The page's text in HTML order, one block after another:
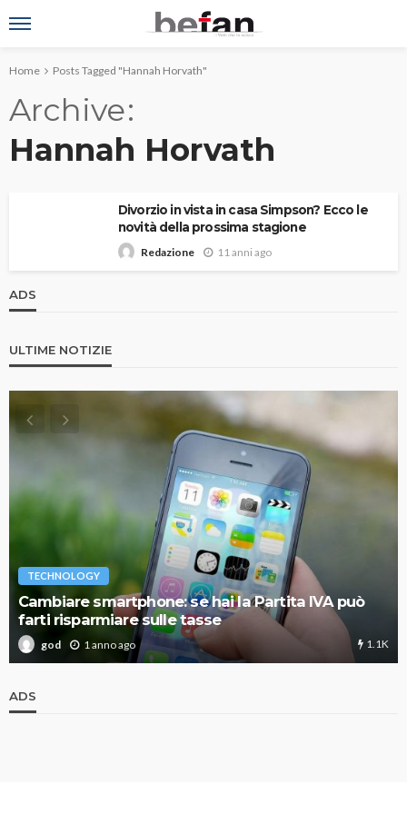
Home Posts Tagged "Hannah Horvath"
Archive
Hannah Horvath
Divorzio in vista in casa Simpson? Ecco le
novità della prossima stagione
Redazione 11 anni ago
ADS
ULTIME NOTIZIE
TECHNOLOGY
Cambiare smartphone: se hai la Partita IVA può
farti risparmiare sulle tasse
god 1 anno ago 1.1K
ADS